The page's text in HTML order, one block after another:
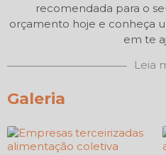
recomendada para o
orçamento hoje e conheça
em te
Leia
Galeria